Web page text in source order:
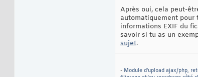
Après oui, cela peut-
automatiquement pour
informations EXIF du
savoir si tu as un
sujet.
- Module d'upload ajax/php,